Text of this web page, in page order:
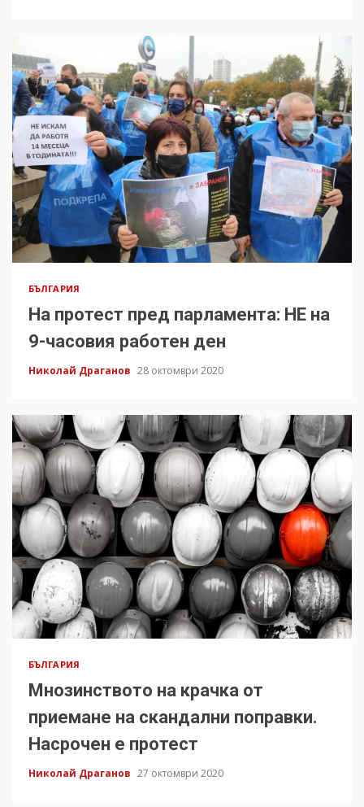
БЪЛГАРИЯ
На протест пред парламента: НЕ на
9-часовия работен ден
Николай Драганов 28 октомври 2020
БЪЛГАРИЯ
Мнозинството на крачка от
приемане на скандални поправки.
Насрочен е протест
Николай Драганов 27 октомври 2020